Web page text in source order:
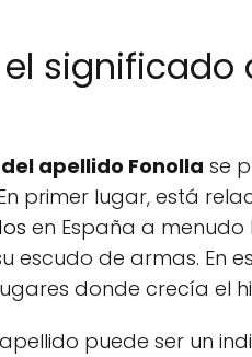
el significado
apellido Fonolla se
primer lugar, está
en España a
escudo de armas. En
donde crecía el
puede ser un